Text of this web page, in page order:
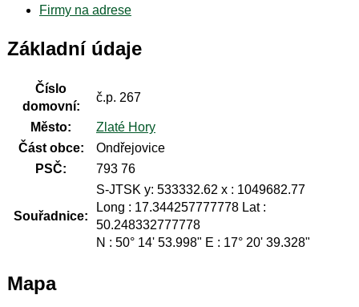
Firmy na adrese
Základní údaje
Číslo
domovní:
č.p. 267
Město:
Zlaté Hory
Část obce:
Ondřejovice
PSČ:
793 76
Souřadnice:
S-JTSK y: 533332.62 x : 1049682.77
Long : 17.344257777778 Lat :
50.248332777778
N : 50° 14' 53.998" E : 17° 20' 39.328"
Mapa